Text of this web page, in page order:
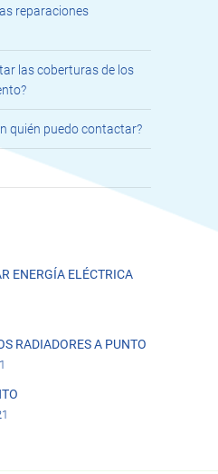
reparaciones
las coberturas de los
quién puedo contactar?
ENERGÍA ELÉCTRICA
RADIADORES A PUNTO